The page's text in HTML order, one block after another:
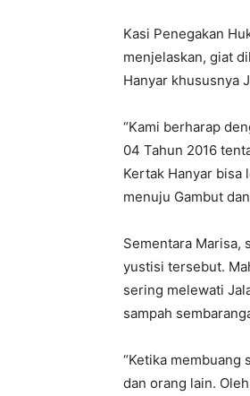
Kasi Penegakan
menjelaskan, giat
Hanyar khususnya
“Kami berharap
04 Tahun 2016
Kertak Hanyar bisa
menuju Gambut
Sementara Marisa,
yustisi tersebut.
sering melewati
sampah
“Ketika membuang
dan orang lain.